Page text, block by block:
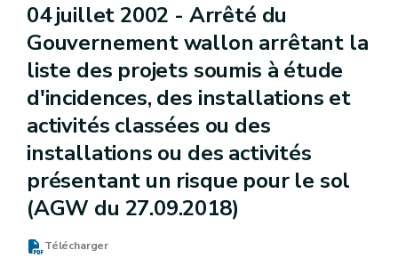
04 juillet 2002 - Arrêté du
Gouvernement wallon arrêtant la
liste des projets soumis à étude
d'incidences, des installations et
activités classées ou des
installations ou des activités
présentant un risque pour le sol
(AGW du 27.09.2018)
Télécharger